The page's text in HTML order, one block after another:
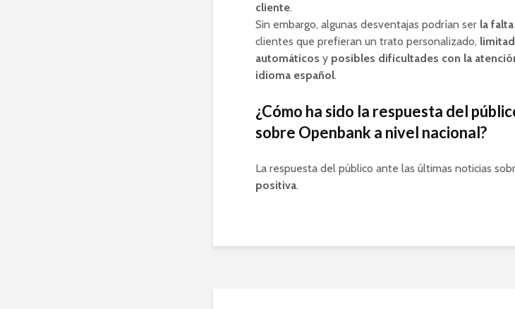
cliente.
Sin embargo, algunas desventajas podrían ser la
clientes que prefieran un trato personalizado,
automáticos y posibles dificultades con la
idioma español.
¿Cómo ha sido la respuesta del
sobre Openbank a nivel nacional?
La respuesta del público ante las últimas noticias
positiva.